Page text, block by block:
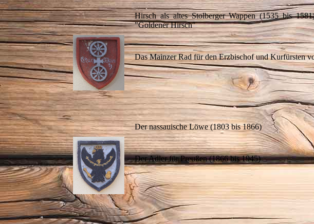
Hirsch als altes Stolberger Wappen (1535 bis
"Goldener Hirsch"
Das Mainzer Rad für den Erzbischof und Kurfürsten
Der nassauische Löwe (1803 bis 1866)
Der Adler für Preußen (1866 bis 1945)